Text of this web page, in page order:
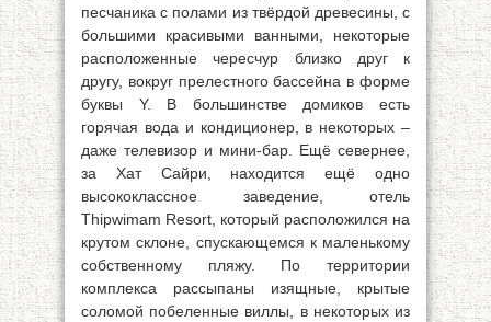
песчаника с полами из твёрдой древесины, с
большими красивыми ванными, некоторые
расположенные чересчур близко друг к
другу, вокруг прелестного бассейна в форме
буквы Y. В большинстве домиков есть
горячая вода и кондиционер, в некоторых –
даже телевизор и мини-бар. Ещё севернее,
за Хат Сайри, находится ещё одно
высококлассное заведение, отель
Thipwimam Resort, который расположился на
крутом склоне, спускающемся к маленькому
собственному пляжу. По территории
комплекса рассыпаны изящные, крытые
соломой побеленные виллы, в некоторых из